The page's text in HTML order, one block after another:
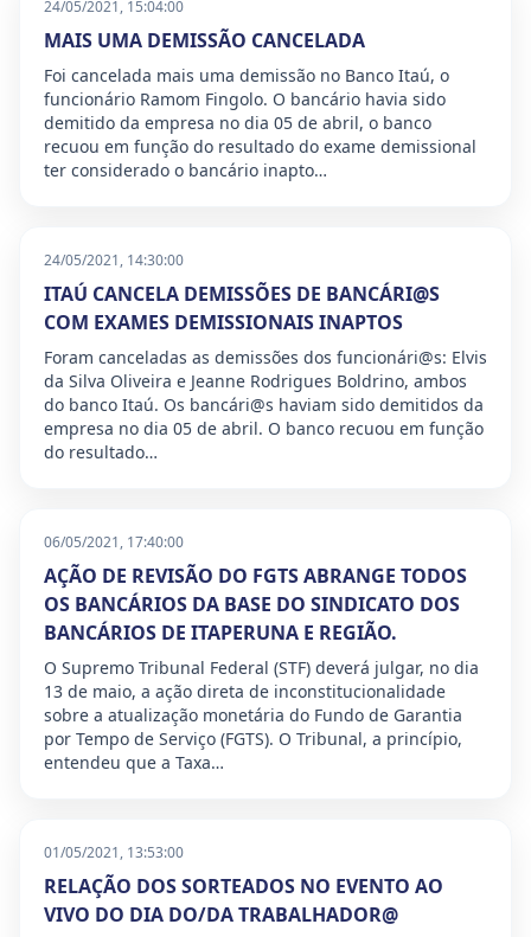
24/05/2021, 15:04:00
MAIS UMA DEMISSÃO CANCELADA
Foi cancelada mais uma demissão no Banco Itaú, o
funcionário Ramom Fingolo. O bancário havia sido
demitido da empresa no dia 05 de abril, o banco
recuou em função do resultado do exame demissional
ter considerado o bancário inapto…
24/05/2021, 14:30:00
ITAÚ CANCELA DEMISSÕES DE BANCÁRI@S
COM EXAMES DEMISSIONAIS INAPTOS
Foram canceladas as demissões dos funcionári@s: Elvis
da Silva Oliveira e Jeanne Rodrigues Boldrino, ambos
do banco Itaú. Os bancári@s haviam sido demitidos da
empresa no dia 05 de abril. O banco recuou em função
do resultado…
06/05/2021, 17:40:00
AÇÃO DE REVISÃO DO FGTS ABRANGE TODOS
OS BANCÁRIOS DA BASE DO SINDICATO DOS
BANCÁRIOS DE ITAPERUNA E REGIÃO.
O Supremo Tribunal Federal (STF) deverá julgar, no dia
13 de maio, a ação direta de inconstitucionalidade
sobre a atualização monetária do Fundo de Garantia
por Tempo de Serviço (FGTS). O Tribunal, a princípio,
entendeu que a Taxa…
01/05/2021, 13:53:00
RELAÇÃO DOS SORTEADOS NO EVENTO AO
VIVO DO DIA DO/DA TRABALHADOR@